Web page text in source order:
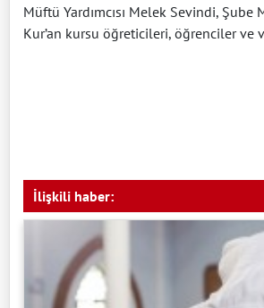
Müftü Yardımcısı Melek Sevindi, Şube
Kur’an kursu öğreticileri, öğrenciler ve
İlişkili haber: